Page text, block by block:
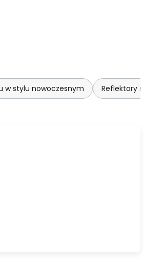
w stylu nowoczesnym Reflektory